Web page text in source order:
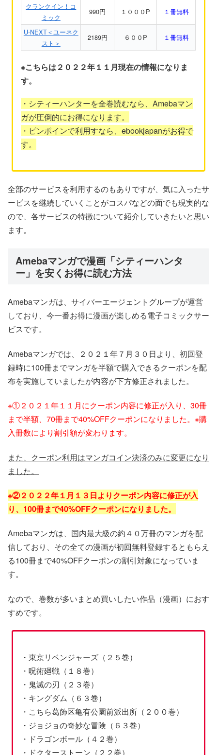
クランクイン！コ
ミック
990円 １０００P １冊無料
U-NEXT＜ユーネク
スト＞
2189円 ６００P １冊無料
※こちらは２０２２年１１月現在の情報になりま
す。
・シティーハンターを全巻読むなら、Amebaマン
ガが圧倒的にお得になります。
・ピンポインで利用すなら、ebookjapanがお得で
す。
全部のサービスを利用するのもありですが、気に入ったサ
ービスを継続していくことがコスパなどの面でも現実的な
ので、各サービスの特徴について紹介していきたいと思い
ます。
Amebaマンガで漫画「シティーハンタ
ー」を安くお得に読む方法
Amebaマンガは、サイバーエージェントグループが運営
しており、今一番お得に漫画が楽しめる電子コミックサー
ビスです。
Amebaマンガでは、２０２１年７月３０日より、初回登
録時に100冊までマンガを半額で購入できるクーポンを配
布を実施していましたが内容が下方修正されました。
※①２０２１年１１月にクーポン内容に修正が入り、30冊
まで半額、70冊まで40%OFFクーポンになりました。※購
入冊数により割引額が変わります。
また、クーポン利用はマンガコイン決済のみに変更になり
ました。
※②２０２２年１月１３日よりクーポン内容に修正が入
り、100冊まで40%OFFクーポンになりました。
Amebaマンガは、国内最大級の約４０万冊のマンガを配
信しており、その全ての漫画が初回無料登録するともらえ
る100冊まで40%OFFクーポンの割引対象になっていま
す。
なので、巻数が多いまとめ買いしたい作品（漫画）におす
すめです。
・東京リベンジャーズ（２５巻）
・呪術廻戦（１８巻）
・鬼滅の刃（２３巻）
・キングダム（６３巻）
・こちら葛飾区亀有公園前派出所（２００巻）
・ジョジョの奇妙な冒険（６３巻）
・ドラゴンボール（４２巻）
・ドクターストーン（２２巻）